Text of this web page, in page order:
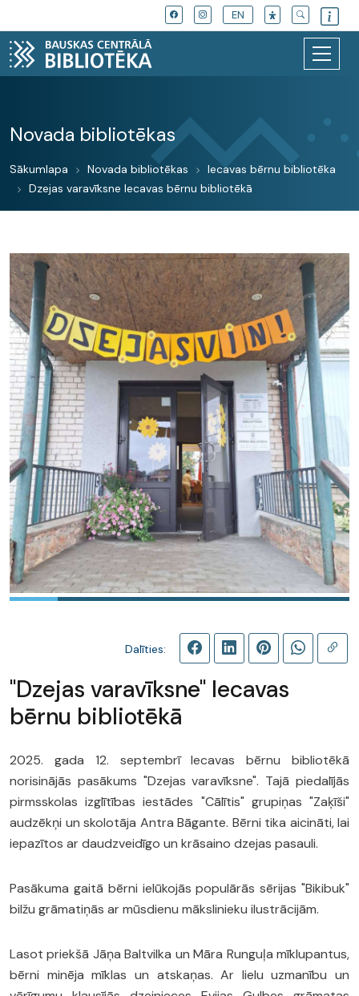
EN
Novada bibliotēkas
Sākumlapa Novada bibliotēkas
Iecavas bērnu bibliotēka
Dzejas varavīksne Iecavas bērnu bibliotēkā
Dalīties:
"Dzejas varavīksne" Iecavas
bērnu bibliotēkā
2025. gada 12. septembrī Iecavas bērnu bibliotēkā
norisinājās pasākums "Dzejas varavīksne". Tajā piedalījās
pirmsskolas izglītības iestādes "Cālītis" grupiņas "Zaķīši"
audzēkņi un skolotāja Antra Bāgante. Bērni tika aicināti, lai
iepazītos ar daudzveidīgo un krāsaino dzejas pasauli.
Pasākuma gaitā bērni ielūkojās populārās sērijas "Bikibuk"
bilžu grāmatiņās ar mūsdienu mākslinieku ilustrācijām.
Lasot priekšā Jāņa Baltvilka un Māra Runguļa mīklupantus,
bērni minēja mīklas un atskaņas. Ar lielu uzmanību un